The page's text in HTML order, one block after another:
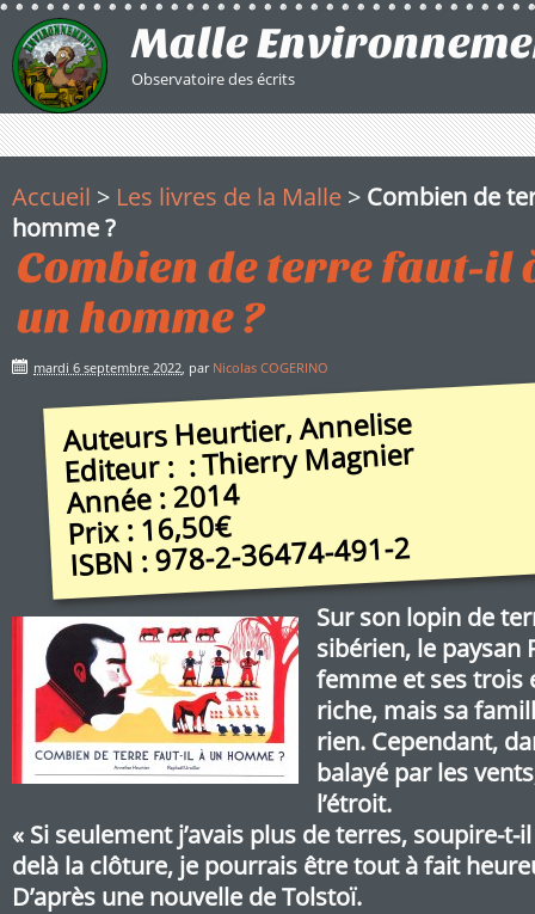
Malle
Observatoire des écrits
Accueil > Les livres de la Malle > Combien de
homme ?
Combien de terre faut-il
un homme ?
mardi 6 septembre 2022 par Nicolas COGERINO
Auteurs Heurtier, Annelise
Editeur :: Thierry Magnier
Année :2014
Prix :16,50€
ISBN :978-2-36474-491-2
Sur son lopin de
sibérien, le paysan
femme et ses trois
riche, mais sa
rien. Cependant,
balayé par les
l’étroit.
« Si seulement j’avais plus de terres, soupire-
delà la clôture, je pourrais être tout à fait
D’après une nouvelle de Tolstoï.